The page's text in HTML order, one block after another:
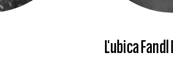
Ľubica